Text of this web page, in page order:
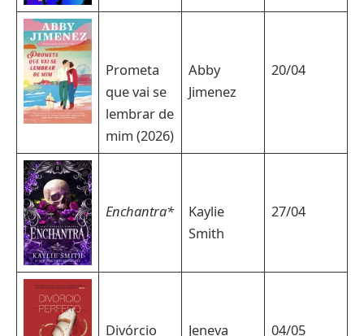
Prometa
que vai se
lembrar de
mim (2026)
Abby
Jimenez
20/04
Enchantra*
Kaylie
Smith
27/04
Divórcio Jeneva 04/05